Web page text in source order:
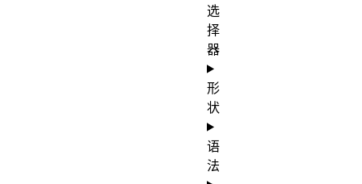
选
择
器
形
状
语
法